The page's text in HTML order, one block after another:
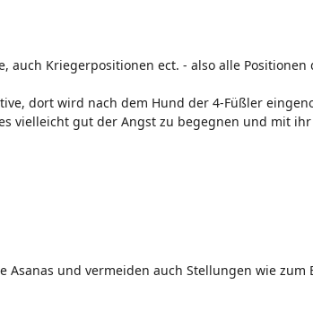
Kriegerpositionen ect. - also alle
dort wird nach dem Hund der 4-Füßler
vielleicht gut der Angst zu begegnen und mit
und vermeiden auch Stellungen wie zum